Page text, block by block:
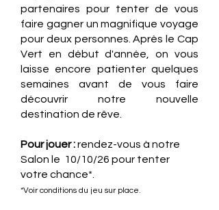
partenaires pour tenter de vous
faire gagner un magnifique voyage
pour deux personnes. Après le Cap
Vert en début d'année, on vous
laisse encore patienter quelques
semaines avant de vous faire
découvrir notre nouvelle
destination de rêve.
Pour jouer :rendez-vous à notre
Salon le 10/10/26 pour tenter
votre chance*.
*Voir conditions du jeu sur place.